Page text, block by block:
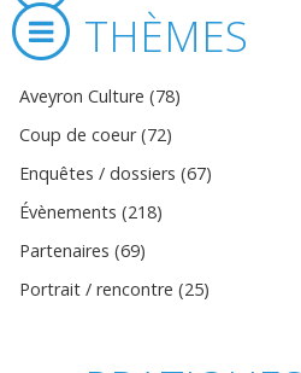
THÈMES
Aveyron Culture (78)
Coup de coeur (72)
Enquêtes / dossiers (67)
Évènements (218)
Partenaires (69)
Portrait / rencontre (25)